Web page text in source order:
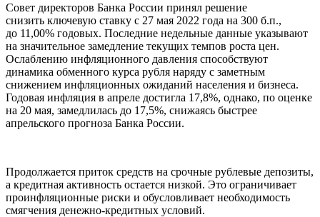
Совет директоров Банка России принял решение
снизить ключевую ставку с 27 мая 2022 года на 300 б.п.,
до 11,00% годовых. Последние недельные данные указывают
на значительное замедление текущих темпов роста цен.
Ослаблению инфляционного давления способствуют
динамика обменного курса рубля наряду с заметным
снижением инфляционных ожиданий населения и бизнеса.
Годовая инфляция в апреле достигла 17,8%, однако, по оценке
на 20 мая, замедлилась до 17,5%, снижаясь быстрее
апрельского прогноза Банка России.
Продолжается приток средств на срочные рублевые депозиты,
а кредитная активность остается низкой. Это ограничивает
проинфляционные риски и обусловливает необходимость
смягчения денежно-кредитных условий.